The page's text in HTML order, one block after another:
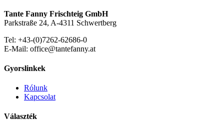
Tante Fanny Frischteig GmbH
Parkstraße 24, A-4311 Schwertberg
Tel: +43-(0)7262-62686-0
E-Mail: office@tantefanny.at
Gyorslinkek
Rólunk
Kapcsolat
Választék